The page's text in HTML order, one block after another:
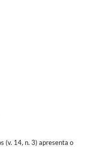
(v. 14, n. 3) apresenta o